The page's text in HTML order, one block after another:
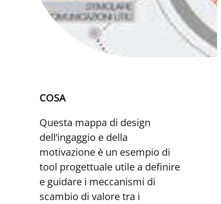
COSA
Questa mappa di design
dell’ingaggio e della
motivazione è un esempio di
tool progettuale utile a definire
e guidare i meccanismi di
scambio di valore tra i